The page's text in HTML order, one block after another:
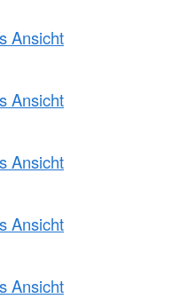
Ansicht
Ansicht
Ansicht
Ansicht
Ansicht